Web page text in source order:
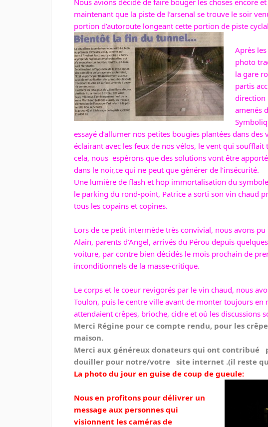
maintenant que la piste de l’arsenal se trouve le soir
portion d’autoroute longeant cette portion de piste
Après
photo
la gare
partis
direction
amenés
essayé d’allumer nos petites bougies plantées dans
éclairant avec les feux de nos vélos, le vent qui
cela, nous espérons que des solutions vont être
dans le noir,ce qui ne peut que générer de l’insécurité.
Une lumière de flash et hop immortalisation du
le parking du rond-point, Patrice a sorti son vin chaud
tous les copains et copines.
Lors de ce petit intermède très convivial, nous avons
Alain, parents d’Angel, arrivés du Pérou depuis
voiture, par contre bien décidés le mois prochain de
inconditionnels de la masse-critique.
Le corps et le coeur revigorés par le vin chaud, nous
Toulon, puis le centre ville avant de monter toujours en
attendaient crêpes, brioche, cidre et où les discussions
Merci Régine pour ce compte rendu, pour les
maison.
Merci aux généreux donateurs qui ont contribué
douiller pour notre/votre site internet .(il reste
La photo du jour en guise de coup de gueule:
Nous en profitons pour délivrer un
message aux personnes qui
visionnent les caméras de